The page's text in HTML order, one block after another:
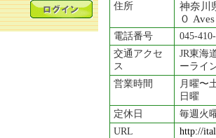
住所
神奈川
０
電話番号
045-
交通アクセ
ス
JR東海
ーライ
営業時間
月曜〜
日曜
定休日
毎週火
URL
http://